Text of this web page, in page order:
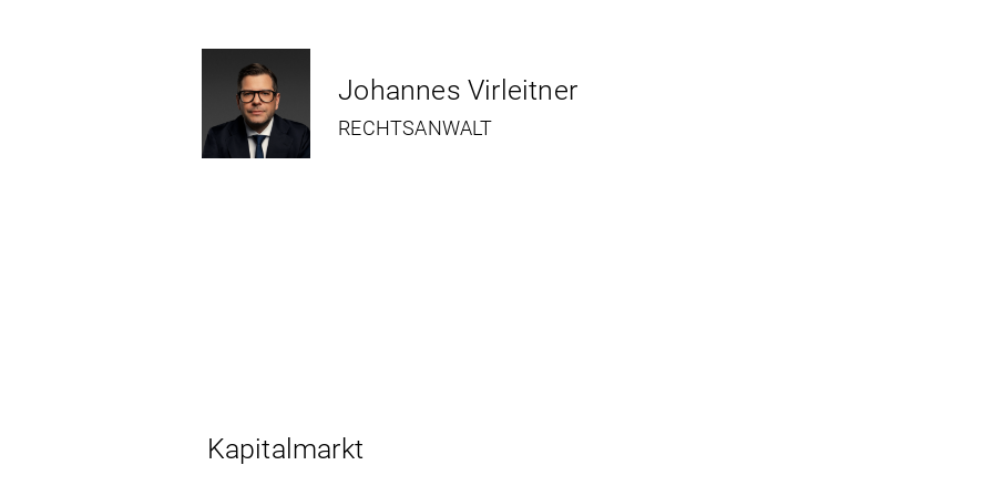
Johannes Virleitner
RECHTSANWALT
Kapitalmarkt